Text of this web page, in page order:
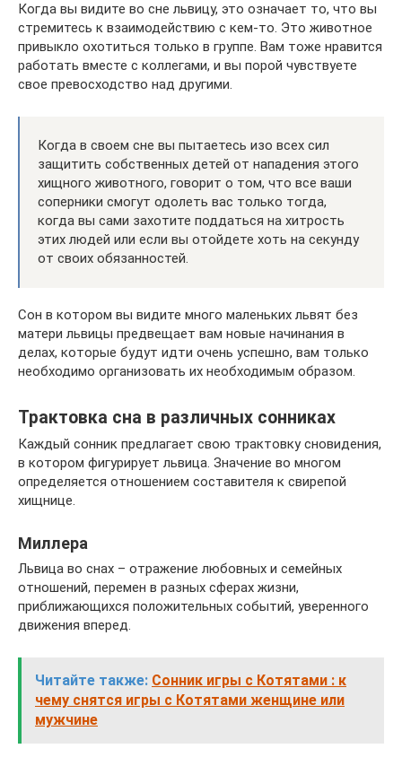
Когда вы видите во сне львицу, это означает то, что вы
стремитесь к взаимодействию с кем-то. Это животное
привыкло охотиться только в группе. Вам тоже нравится
работать вместе с коллегами, и вы порой чувствуете
свое превосходство над другими.
Когда в своем сне вы пытаетесь изо всех сил
защитить собственных детей от нападения этого
хищного животного, говорит о том, что все ваши
соперники смогут одолеть вас только тогда,
когда вы сами захотите поддаться на хитрость
этих людей или если вы отойдете хоть на секунду
от своих обязанностей.
Сон в котором вы видите много маленьких львят без
матери львицы предвещает вам новые начинания в
делах, которые будут идти очень успешно, вам только
необходимо организовать их необходимым образом.
Трактовка сна в различных сонниках
Каждый сонник предлагает свою трактовку сновидения,
в котором фигурирует львица. Значение во многом
определяется отношением составителя к свирепой
хищнице.
Миллера
Львица во снах – отражение любовных и семейных
отношений, перемен в разных сферах жизни,
приближающихся положительных событий, уверенного
движения вперед.
Читайте также: Сонник игры с Котятами : к
чему снятся игры с Котятами женщине или
мужчине